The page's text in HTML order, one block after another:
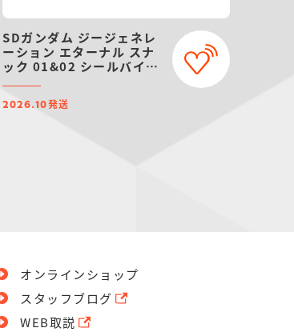
SDガンダム ジージェネレ
ーション エターナル スナ
ック 01&02 シールバイン
2026.10発送
オンラインショップ
スタッフブログ
WEB取説